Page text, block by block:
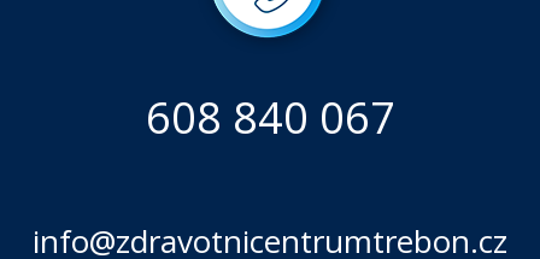
608 840 067
info@zdravotnicentrumtrebon.cz